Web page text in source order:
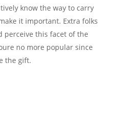
know the way to carry
it important. Extra folks
perceive this facet of the
no more popular since
the gift.